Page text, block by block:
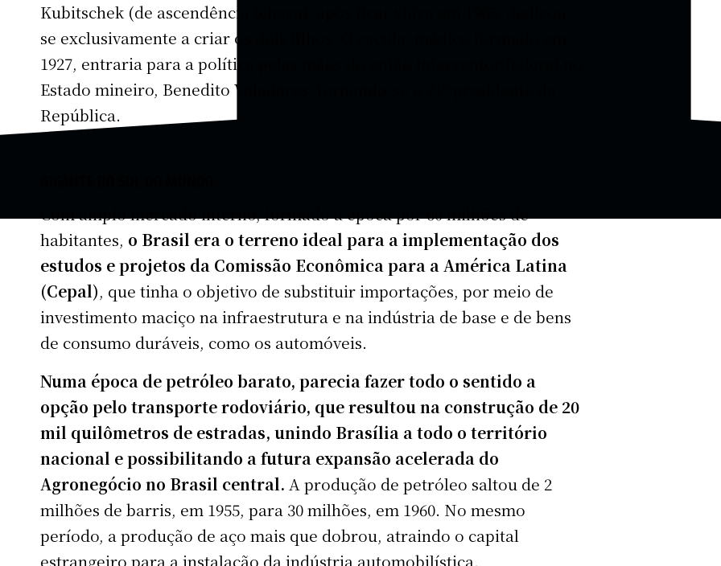
Kubitschek (de ascendência tcheca), após ficar viúva em 1905, dedicou-
se exclusivamente a criar os dois filhos. O caçula, médico formado em
1927, entraria para a política pelas mãos do então interventor federal no
Estado mineiro, Benedito Valadares, tornando-se o 21º presidente da
República.
Com amplo mercado interno, formado à época por 60 milhões de
habitantes, o Brasil era o terreno ideal para a implementação dos
estudos e projetos da Comissão Econômica para a América Latina
(Cepal), que tinha o objetivo de substituir importações, por meio de
investimento maciço na infraestrutura e na indústria de base e de bens
de consumo duráveis, como os automóveis.
Numa época de petróleo barato, parecia fazer todo o sentido a
opção pelo transporte rodoviário, que resultou na construção de 20
mil quilômetros de estradas, unindo Brasília a todo o território
nacional e possibilitando a futura expansão acelerada do
Agronegócio no Brasil central. A produção de petróleo saltou de 2
milhões de barris, em 1955, para 30 milhões, em 1960. No mesmo
período, a produção de aço mais que dobrou, atraindo o capital
estrangeiro para a instalação da indústria automobilística.